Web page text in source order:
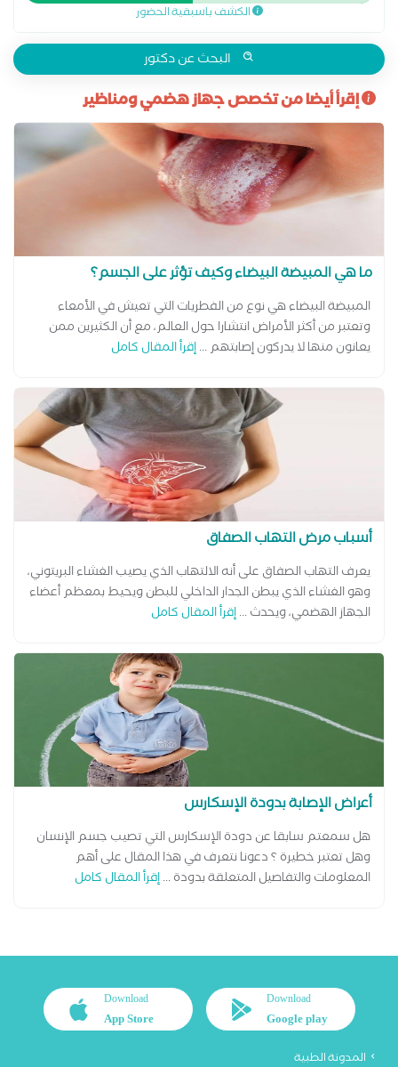
الكشف باسبقية الحضور
البحث عن دكتور
إقرأ أيضا من تخصص جهاز هضمي ومناظير
ما هي المبيضة البيضاء وكيف تؤثر على الجسم؟
المبيضة البيضاء هي نوع من الفطريات التي تعيش في الأمعاء
وتعتبر من أكثر الأمراض انتشارا حول العالم، مع أن الكثيرين ممن
يعانون منها لا يدركون إصابتهم ...إقرأ المقال كامل
أسباب مرض التهاب الصفاق
يعرف التهاب الصفاق على أنه الالتهاب الذي يصيب الغشاء البريتوني،
وهو الغشاء الذي يبطن الجدار الداخلي للبطن ويحيط بمعظم أعضاء
الجهاز الهضمي، ويحدث ...إقرأ المقال كامل
أعراض الإصابة بدودة الإسكارس
هل سمعتم سابقا عن دودة الإسكارس التي تصيب جسم الإنسان
وهل تعتبر خطيرة ؟ دعونا نتعرف في هذا المقال على أهم
المعلومات والتفاصيل المتعلقة بدودة ...إقرأ المقال كامل
Download
Google play
Download
App Store
المدونة الطبية